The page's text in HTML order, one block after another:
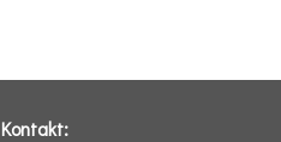
Kontakt: